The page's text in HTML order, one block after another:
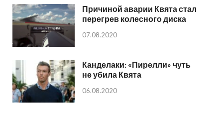
Причиной аварии Квята стал
перегрев колесного диска
07.08.2020
Канделаки: «Пирелли» чуть
не убила Квята
06.08.2020